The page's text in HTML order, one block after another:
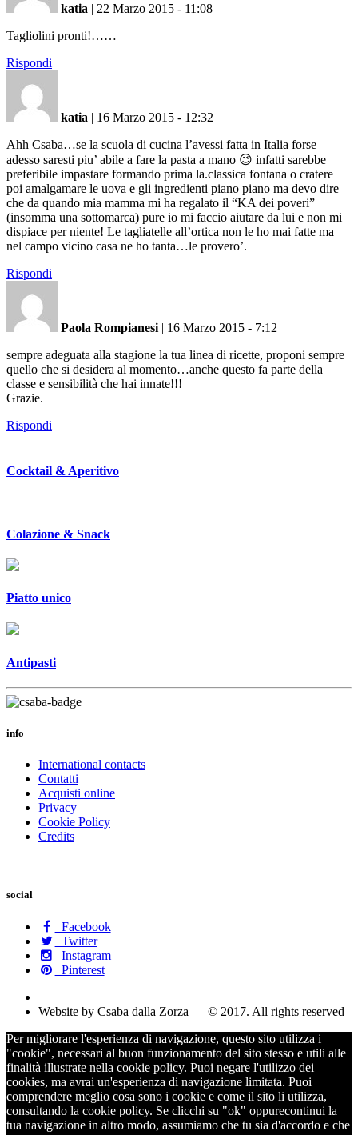
katia | 22 Marzo 2015 - 11:08
Tagliolini pronti!……
Rispondi
katia | 16 Marzo 2015 - 12:32
Ahh Csaba…se la scuola di cucina l’avessi fatta in Italia forse
adesso saresti piu’ abile a fare la pasta a mano 😉 infatti sarebbe
preferibile impastare formando prima la.classica fontana o cratere
poi amalgamare le uova e gli ingredienti piano piano ma devo dire
che da quando mia mamma mi ha regalato il “KA dei poveri”
(insomma una sottomarca) pure io mi faccio aiutare da lui e non mi
dispiace per niente! Le tagliatelle all’ortica non le ho mai fatte ma
nel campo vicino casa ne ho tanta…le provero’.
Rispondi
Paola Rompianesi | 16 Marzo 2015 - 7:12
sempre adeguata alla stagione la tua linea di ricette, proponi sempre
quello che si desidera al momento…anche questo fa parte della
classe e sensibilità che hai innate!!!
Grazie.
Rispondi
Cocktail & Aperitivo
Colazione & Snack
Piatto unico
Antipasti
info
International contacts
Contatti
Acquisti online
Privacy
Cookie Policy
Credits
social
Facebook
Twitter
Instagram
Pinterest
Website by Csaba dalla Zorza — © 2017. All rights reserved
Per migliorare l'esperienza di navigazione, questo sito utilizza i
"cookie", necessari al buon funzionamento del sito stesso e utili alle
finalità illustrate nella cookie policy. Puoi negare l'utilizzo dei
cookies, ma avrai un'esperienza di navigazione limitata. Puoi
comprendere meglio cosa sono i cookie e come il sito li utilizza,
consultando la cookie policy. Se clicchi su "ok" oppurecontinui la
tua navigazione in altro modo, assumiamo che tu sia d'accordo e che